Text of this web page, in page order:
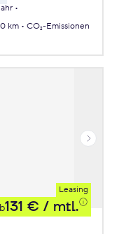
km
CO₂-Emissionen
Leasing
131 € / mtl.